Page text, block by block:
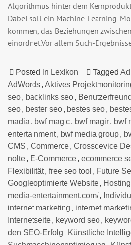
Algorithmus hinter dem
Dabei soll ein Machine-Learning-
kommen, das Beziehungen
einordnet.Vor allem Such-
Posted in Lexikon Tagged Ad
AdWords, Aktives
seo, backlinks seo,
seo, bester seo, bestes seo,
madia , bwf magic, bwf magir, bwf
entertainment, bwf media group,
CMS , Commerce, Crossdevice
nolte, E-Commerce, ecommerce
Flexibilität, free seo tool , Future Sell
Googleoptimierte Website,
media-entertainment.com/,
internet marketing , internet
Internetseite, keyword seo,
den SEO-Erfolg , Künstliche